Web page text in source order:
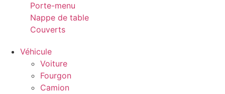
Porte-menu
Nappe de table
Couverts
Véhicule
Voiture
Fourgon
Camion